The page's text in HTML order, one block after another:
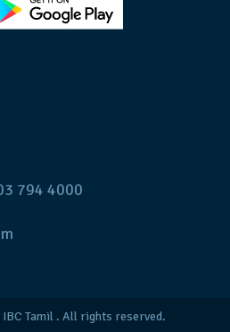
794 4000
IBC Tamil. All rights reserved.